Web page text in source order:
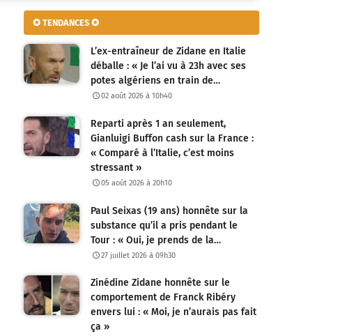
✪ TENDANCES ✪
L’ex-entraîneur de Zidane en Italie
déballe : « Je l’ai vu à 23h avec ses
potes algériens en train de…
02 août 2026 à 10h40
Reparti après 1 an seulement,
Gianluigi Buffon cash sur la France :
« Comparé à l’Italie, c’est moins
stressant »
05 août 2026 à 20h10
Paul Seixas (19 ans) honnête sur la
substance qu’il a pris pendant le
Tour : « Oui, je prends de la…
27 juillet 2026 à 09h30
Zinédine Zidane honnête sur le
comportement de Franck Ribéry
envers lui : « Moi, je n’aurais pas fait
ça »